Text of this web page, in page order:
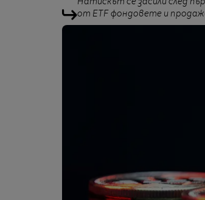
Натискът се засили след
от ETF фондовете и